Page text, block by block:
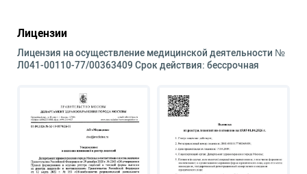
Лицензии
Лицензия на осуществление медицинской деятельности №
Л041-00110-77/00363409 Срок действия: бессрочная